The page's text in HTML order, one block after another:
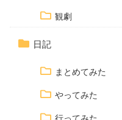
観劇
日記
まとめてみた
やってみた
行ってみた